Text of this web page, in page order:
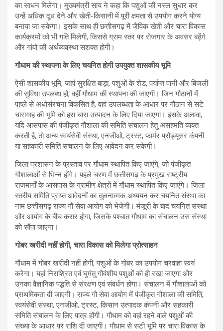
का साधन मिलेगा। मुख्यमंत्री साय ने कहा कि पशुओं की नस्ल सुधार कर
उन्हें अधिक दूध देने और खेती-किसानी में पूरी क्षमता से उपयोग करने योग्य
बनाया जा सकेगा। इसके साथ ही छत्तीसगढ़ में जैविक खेती और चारा विकास
कार्यक्रमों को भी गति मिलेगी, जिससे ग्राम स्तर पर रोजगार के अवसर बढ़ेंगे
और गांवों की अर्थव्यवस्था सशक्त होगी।
गौधाम की स्थापना के लिए चयनित होगी उपयुक्त शासकीय भूमि
ऐसी शासकीय भूमि, जहां सुरक्षित बाड़ा, पशुओं के शेड, पर्याप्त पानी और बिजली
की सुविधा उपलब्ध हो, वहीं गौधाम की स्थापना की जाएगी। जिन गौठानों में
पहले से अधोसंरचना विकसित है, वहां उपलब्धता के आधार पर गौठान से सटे
चारागाह की भूमि को हरा चारा उत्पादन के लिए दिया जाएगा। इसके अलावा,
यदि आसपास की पंजीकृत गौशाला की समिति संचालन हेतु असहमति व्यक्त
करती है, तो अन्य स्वयंसेवी संस्था, एनजीओ, ट्रस्ट, फार्मर प्रोड्यूसर कंपनी
या सहकारी समिति संचालन के लिए आवेदन कर सकेगी।
जिला प्रशासन के प्रस्ताव पर गौधाम स्थापित किए जाएंगे, जो पंजीकृत
गौशालाओं से भिन्न होंगे। पहले चरण में छत्तीसगढ़ के प्रमुख राष्ट्रीय
राजमार्गों के आसपास के ग्रामीण क्षेत्रों में गौधाम स्थापित किए जाएंगे। जिला
स्तरीय समिति प्राप्त आवेदनों का तुलनात्मक अध्ययन कर चयनित संस्था का
नाम छत्तीसगढ़ राज्य गौ सेवा आयोग को भेजेगी। मंजूरी के बाद चयनित संस्था
और आयोग के बीच करार होगा, जिसके पश्चात गौधाम का संचालन उस संस्था
को सौंपा जाएगा।
गोबर खरीदी नहीं होगी, चारा विकास को मिलेगा प्रोत्साहन
गौधाम में गोबर खरीदी नहीं होगी, पशुओं के गोबर का उपयोग चरवाहा स्वयं
करेगा। यहां निराश्रित एवं घुमंतु गौवंशीय पशुओं को ही रखा जाएगा और
उनका वैज्ञानिक पद्धति से संरक्षण एवं संवर्धन होगा। संचालन में गौशालाओं को
प्राथमिकता दी जाएगी। राज्य गौ सेवा आयोग में पंजीकृत गौशाला की समिति,
स्वयंसेवी संस्था, एनजीओ, ट्रस्ट, किसान उत्पादक कंपनी और सहकारी
समिति संचालन के लिए पात्र होंगी। गौधाम को वहां रहने वाले पशुओं की
संख्या के आधार पर राशि दी जाएगी। गौधाम से सटी भूमि पर चारा विकास के